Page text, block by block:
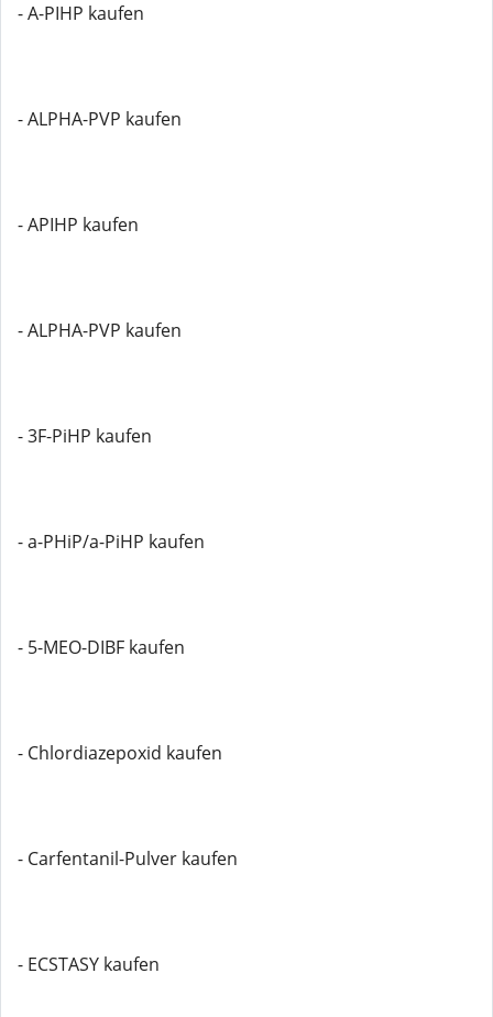
- A-PIHP kaufen
- ALPHA-PVP kaufen
- APIHP kaufen
- ALPHA-PVP kaufen
- 3F-PiHP kaufen
- a-PHiP/a-PiHP kaufen
- 5-MEO-DIBF kaufen
- Chlordiazepoxid kaufen
- Carfentanil-Pulver kaufen
- ECSTASY kaufen